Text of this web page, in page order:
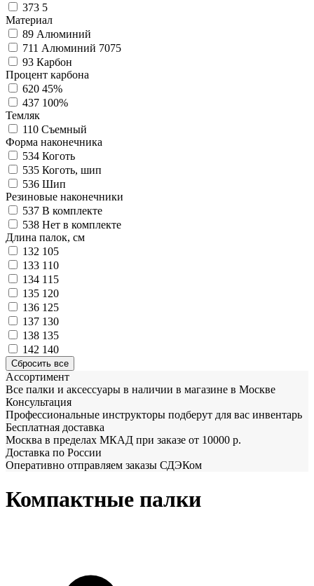
373 5
Материал
89 Алюминий
711 Алюминий 7075
93 Карбон
Процент карбона
620 45%
437 100%
Темляк
110 Съемный
Форма наконечника
534 Коготь
535 Коготь, шип
536 Шип
Резиновые наконечники
537 В комплекте
538 Нет в комплекте
Длина палок, см
132 105
133 110
134 115
135 120
136 125
137 130
138 135
142 140
Ассортимент
Все палки и аксессуары в наличии в магазине в Москве
Консультация
Профессиональные инструкторы подберут для вас инвентарь
Бесплатная доставка
Москва в пределах МКАД при заказе от 10000 р.
Доставка по России
Оперативно отправляем заказы СДЭКом
Компактные палки